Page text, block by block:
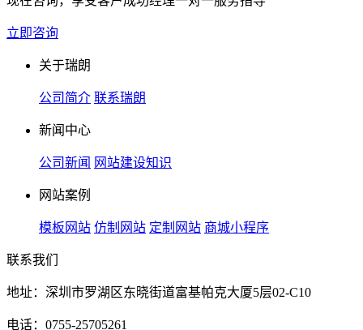
立即咨询
关于瑞朗
公司简介 联系瑞朗
新闻中心
公司新闻 网站建设知识
网站案例
模板网站 仿制网站 定制网站 商城小程序
联系我们
地址：深圳市罗湖区东晓街道富基帕克大厦5层02-C10
电话：0755-25705261